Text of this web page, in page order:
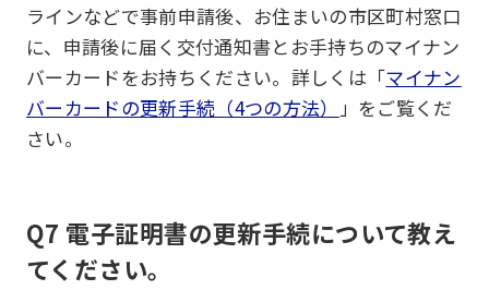
ラインなどで事前申請後、お住まいの市区町村窓口
に、申請後に届く交付通知書とお手持ちのマイナン
バーカードをお持ちください。詳しくは「マイナン
バーカードの更新手続（4つの方法） 」をご覧くだ
さい。
Q7 電子証明書の更新手続について教え
てください。